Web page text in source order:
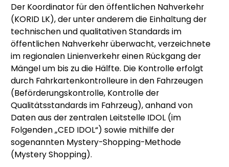
Der Koordinator für den öffentlichen Nahverkehr
(KORID LK), der unter anderem die Einhaltung der
technischen und qualitativen Standards im
öffentlichen Nahverkehr überwacht, verzeichnete
im regionalen Linienverkehr einen Rückgang der
Mängel um bis zu die Hälfte. Die Kontrolle erfolgt
durch Fahrkartenkontrolleure in den Fahrzeugen
(Beförderungskontrolle, Kontrolle der
Qualitätsstandards im Fahrzeug), anhand von
Daten aus der zentralen Leitstelle IDOL (im
Folgenden „CED IDOL“) sowie mithilfe der
sogenannten Mystery-Shopping-Methode
(Mystery Shopping).